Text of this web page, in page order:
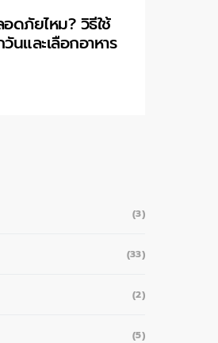
อดภัยไหม? วิธีใช้
นและเลือกอาหาร
(3)
(33)
(2)
(5)